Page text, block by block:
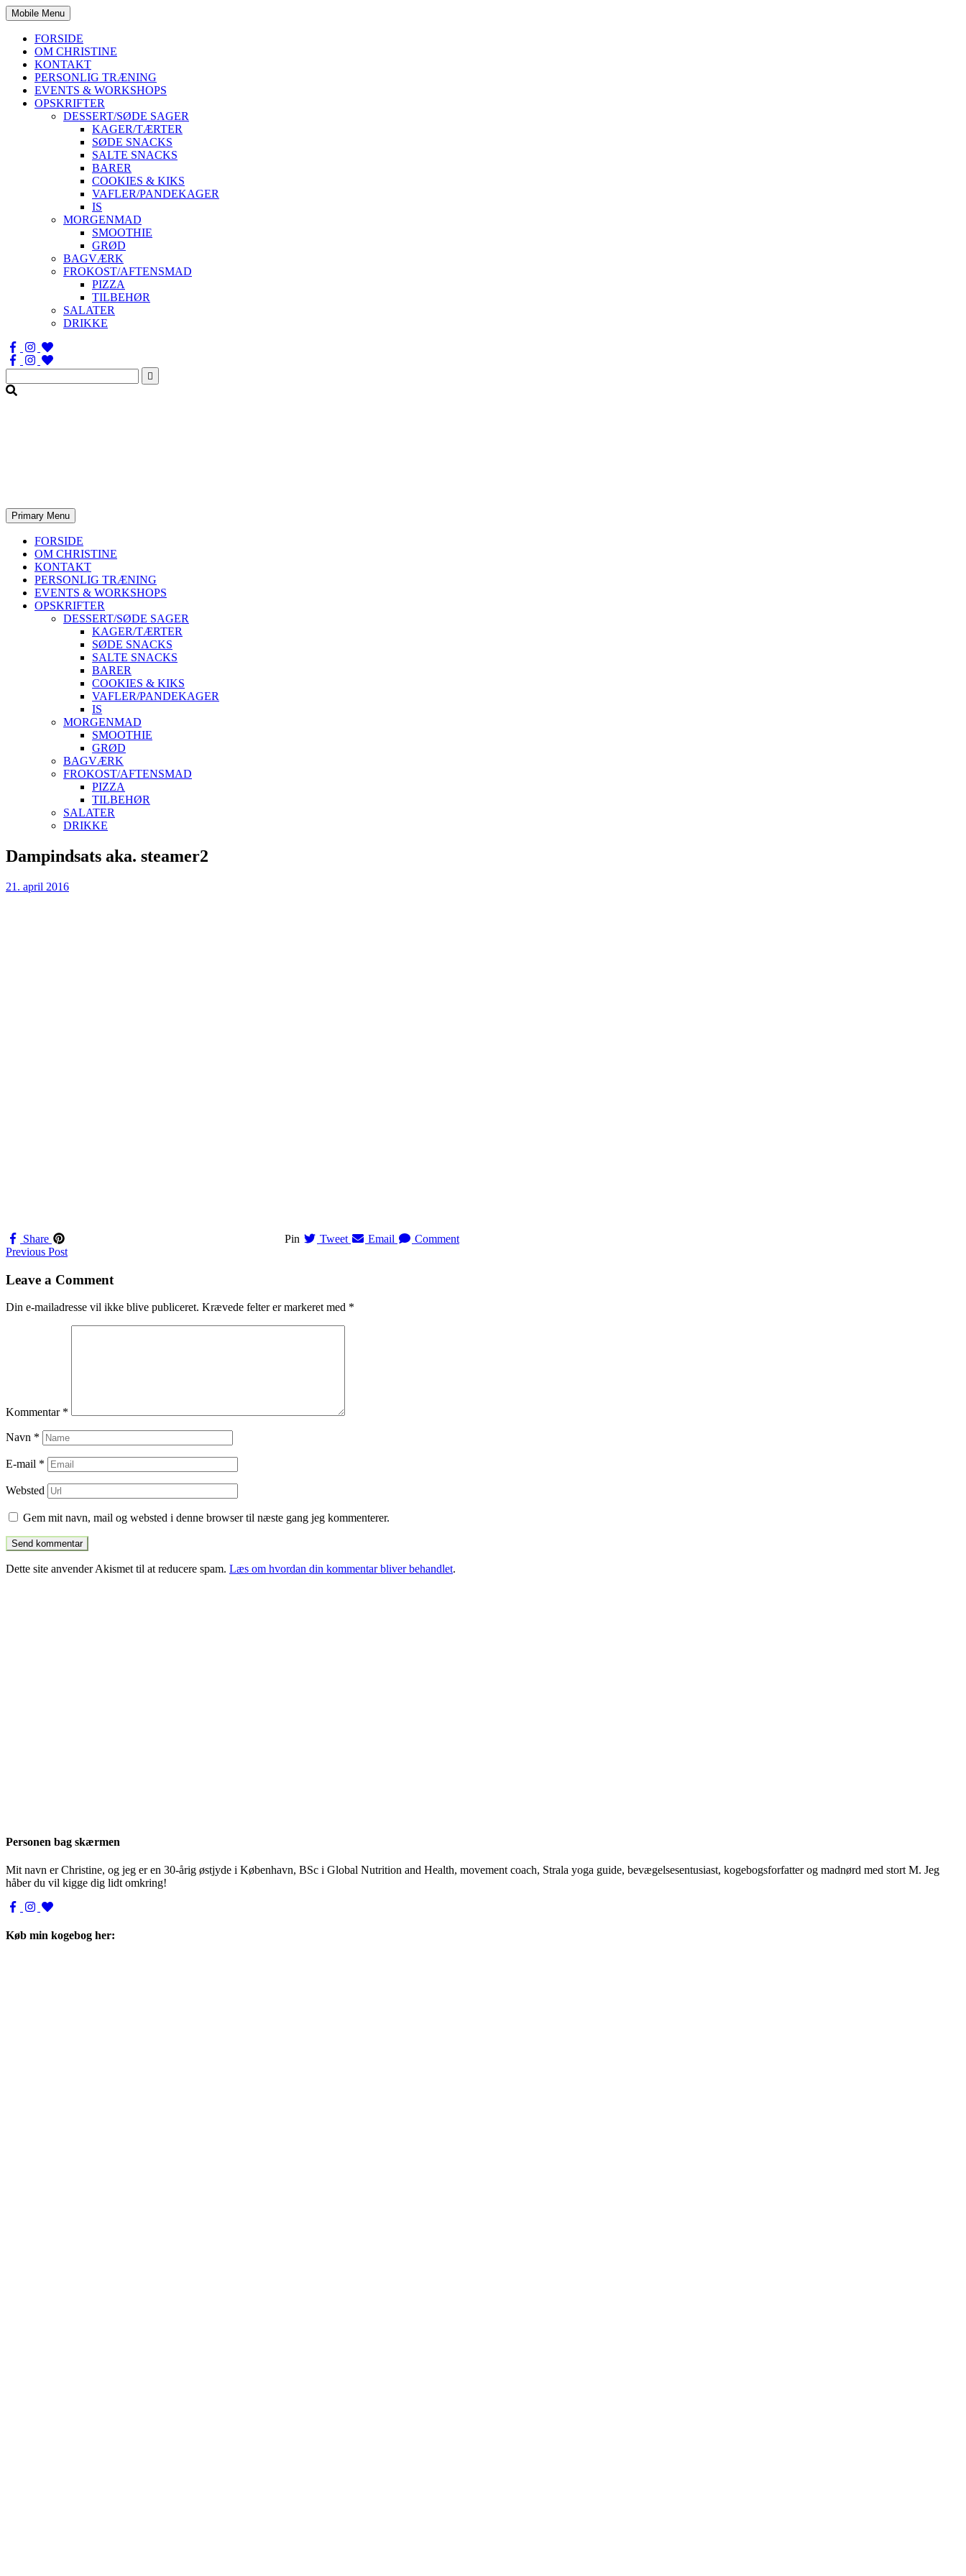
Mobile Menu
FORSIDE
OM CHRISTINE
KONTAKT
PERSONLIG TRÆNING
EVENTS & WORKSHOPS
OPSKRIFTER
DESSERT/SØDE SAGER
KAGER/TÆRTER
SØDE SNACKS
SALTE SNACKS
BARER
COOKIES & KIKS
VAFLER/PANDEKAGER
IS
MORGENMAD
SMOOTHIE
GRØD
BAGVÆRK
FROKOST/AFTENSMAD
PIZZA
TILBEHØR
SALATER
DRIKKE
Søg
efter:
Primary Menu
FORSIDE
OM CHRISTINE
KONTAKT
PERSONLIG TRÆNING
EVENTS & WORKSHOPS
OPSKRIFTER
DESSERT/SØDE SAGER
KAGER/TÆRTER
SØDE SNACKS
SALTE SNACKS
BARER
COOKIES & KIKS
VAFLER/PANDEKAGER
IS
MORGENMAD
SMOOTHIE
GRØD
BAGVÆRK
FROKOST/AFTENSMAD
PIZZA
TILBEHØR
SALATER
DRIKKE
Skip
to
Dampindsats aka. steamer2
21. april 2016
Share Pin Tweet Email Comment
Navigation
til
Previous Post
Leave a Comment
Din e-mailadresse vil ikke blive publiceret. Krævede felter er markeret med *
Kommentar *
Navn *
E-mail *
Websted
Gem mit navn, mail og websted i denne browser til næste gang jeg kommenterer.
Dette site anvender Akismet til at reducere spam. Læs om hvordan din kommentar bliver behandlet.
Personen bag skærmen
Mit navn er Christine, og jeg er en 30-årig østjyde i København, BSc i Global Nutrition and Health, movement coach, Strala yoga guide, bevægelsesentusiast, kogebogsforfatter og madnørd med stort M. Jeg
håber du vil kigge dig lidt omkring!
Køb min kogebog her: